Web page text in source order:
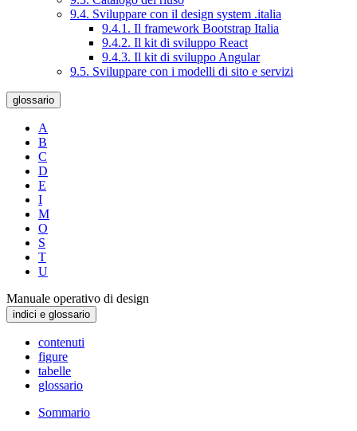
9.4. Sviluppare con il design system .italia
9.4.1. Il framework Bootstrap Italia
9.4.2. Il kit di sviluppo React
9.4.3. Il kit di sviluppo Angular
9.5. Sviluppare con i modelli di sito e servizi
glossario
A
B
C
D
E
I
M
O
S
T
U
Manuale operativo di design
indici e glossario
contenuti
figure
tabelle
glossario
Sommario